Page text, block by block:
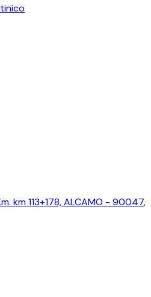
km 113+178, ALCAMO - 90047,